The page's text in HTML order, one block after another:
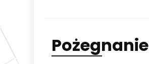
Pożegnanie